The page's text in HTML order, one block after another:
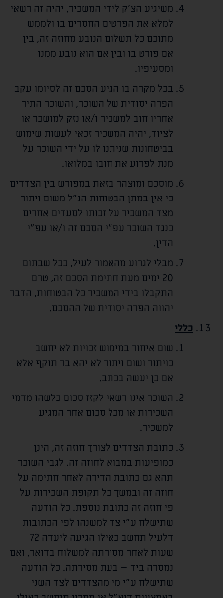
משיגיע הצ'ק לידי המשכיר, יהיה זה רשאי
למלא את הפרטים החסרים בו ולממש
מתוכם כל תשלום הנובע מחוזה זה, בין
אם פורט בו ובין אם הוא נובע ממנו
ומסעיפיו.
בכל מקרה בו הגיע הסכם זה לסיומו עקב
הפרה יסודית של השוכר, והשוכר התיר
אחריו חוב למשכיר ו/או נזק למושכר או
לציוד, יהיה המשכיר זכאי לעשות שימוש
בביטחונות שניתנו לו על ידי השוכר על
מנת לפרוע את חובו במלואו.
מוסכם ומוצהר בזאת במפורש בין הצדדים
כי אין במתן הבטוחות הנ"ל משום ויתור
מצד המשכיר על זכותו לסעדים אחרים
כנגד השוכר עפ"י הסכם זה ו/או עפ"י
הדין.
מבלי לגרוע מהאמור לעיל, ככל שבתום
20 ימים מעת חתימת הסכם זה, טרם
התקבלו בידי המשכיר כל הבטוחות, הדבר
יהווה הפרה יסודית של ההסכם.
כללי
שום איחור במימוש זכויות לא יחשב
כויתור ושום ויתור לא יהא בר תוקף אלא
אם כן יעשה בכתב.
השוכר אינו רשאי לקזז סכום כלשהו מדמי
השכירות או מכל סכום אחר המגיע
למשכיר.
כתובת הצדדים לצורך חוזה זה, הינן
כמופיעות במבוא לחוזה זה. לגבי השוכר
תהא גם כתובת הדירה לאחר חתימה על
חוזה זה ובמשך כל תקופת השכירות על
פי חוזה זה כתובת נוספת. כל הודעה
שתישלח ע"י צד למשנהו לפי הכתובות
דלעיל תחשב כאילו הגיעה ליעדה 72
שעות לאחר מסירתה למשלוח בדואר, ואם
נמסרה ביד – בעת מסירתה. כל הודעה
שתישלח ע"י מי מהצדדים לצד השני